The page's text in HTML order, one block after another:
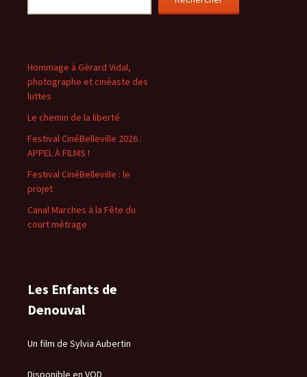
Hommage à Gérard Vidal,
photographe et cinéaste des
luttes
Le chemin de la liberté
Festival CinéBelleville 2026 :
APPEL À FILMS !
Festival CinéBelleville : le
projet
Canal Marches à la Fête du
court métrage
Les Enfants de
Denouval
Un film de Sylvia Aubertin
Disponible en VOD